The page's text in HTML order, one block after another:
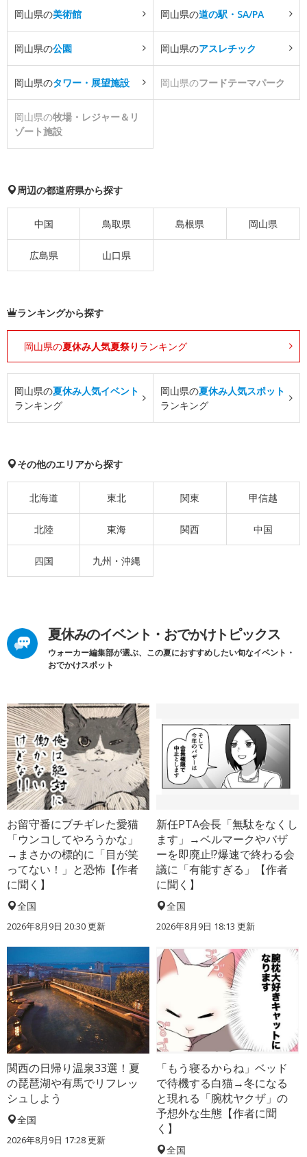
岡山県の美術館 岡山県の道の駅・SA/PA
岡山県の公園 岡山県のアスレチック
岡山県のタワー・展望施設 岡山県のフードテーマパーク
岡山県の牧場・レジャー＆リ
ゾート施設
周辺の都道府県から探す
中国 鳥取県 島根県 岡山県
広島県 山口県
ランキングから探す
岡山県の夏休み人気夏祭り ランキング
岡山県の夏休み人気イベント
ランキング
岡山県の夏休み人気スポット
ランキング
その他のエリアから探す
北海道 東北 関東 甲信越
北陸 東海 関西 中国
四国 九州・沖縄
夏休みのイベント・おでかけトピックス
ウォーカー編集部が選ぶ、この夏におすすめしたい旬なイベント・
おでかけスポット
お留守番にブチギレた愛猫
「ウンコしてやろうかな」
→まさかの標的に「目が笑
ってない！」と恐怖【作者
に聞く】
全国
2026年8月9日 20:30更新
新任PTA会長「無駄をなくし
ます」→ベルマークやバザ
ーを即廃止!?爆速で終わる会
議に「有能すぎる」【作者
に聞く】
全国
2026年8月9日 18:13 更新
関西の日帰り温泉33選！夏
の琵琶湖や有馬でリフレッ
シュしよう
全国
2026年8月9日 17:28更新
「もう寝るからね」ベッド
で待機する白猫→冬になる
と現れる「腕枕ヤクザ」の
予想外な生態【作者に聞
く】
全国